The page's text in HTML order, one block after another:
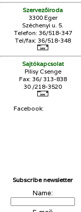
Szervezőiroda
3300 Eger
Széchenyi u. 5.
Telefon: 36/518-347
Tel/fax: 36/518-348
Sajtókapcsolat
Pilisy Csenge
Fax: 36/ 313-838
30 /218-3520
Facebook:
Subscribe newsletter
Name: